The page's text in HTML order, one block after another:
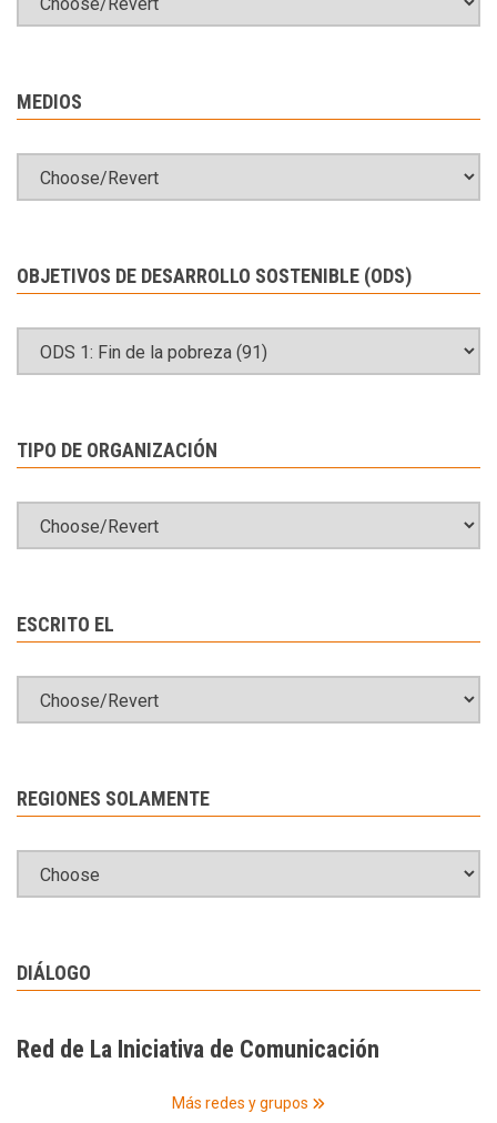
MEDIOS
OBJETIVOS DE DESARROLLO SOSTENIBLE (ODS)
TIPO DE ORGANIZACIÓN
ESCRITO EL
REGIONES SOLAMENTE
DIÁLOGO
Red de La Iniciativa de Comunicación
Más redes y grupos